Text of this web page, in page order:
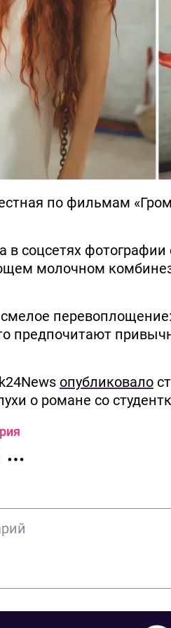
по фильмам
в соцсетях
молочном
предпочитают
опубликовало
о романе со